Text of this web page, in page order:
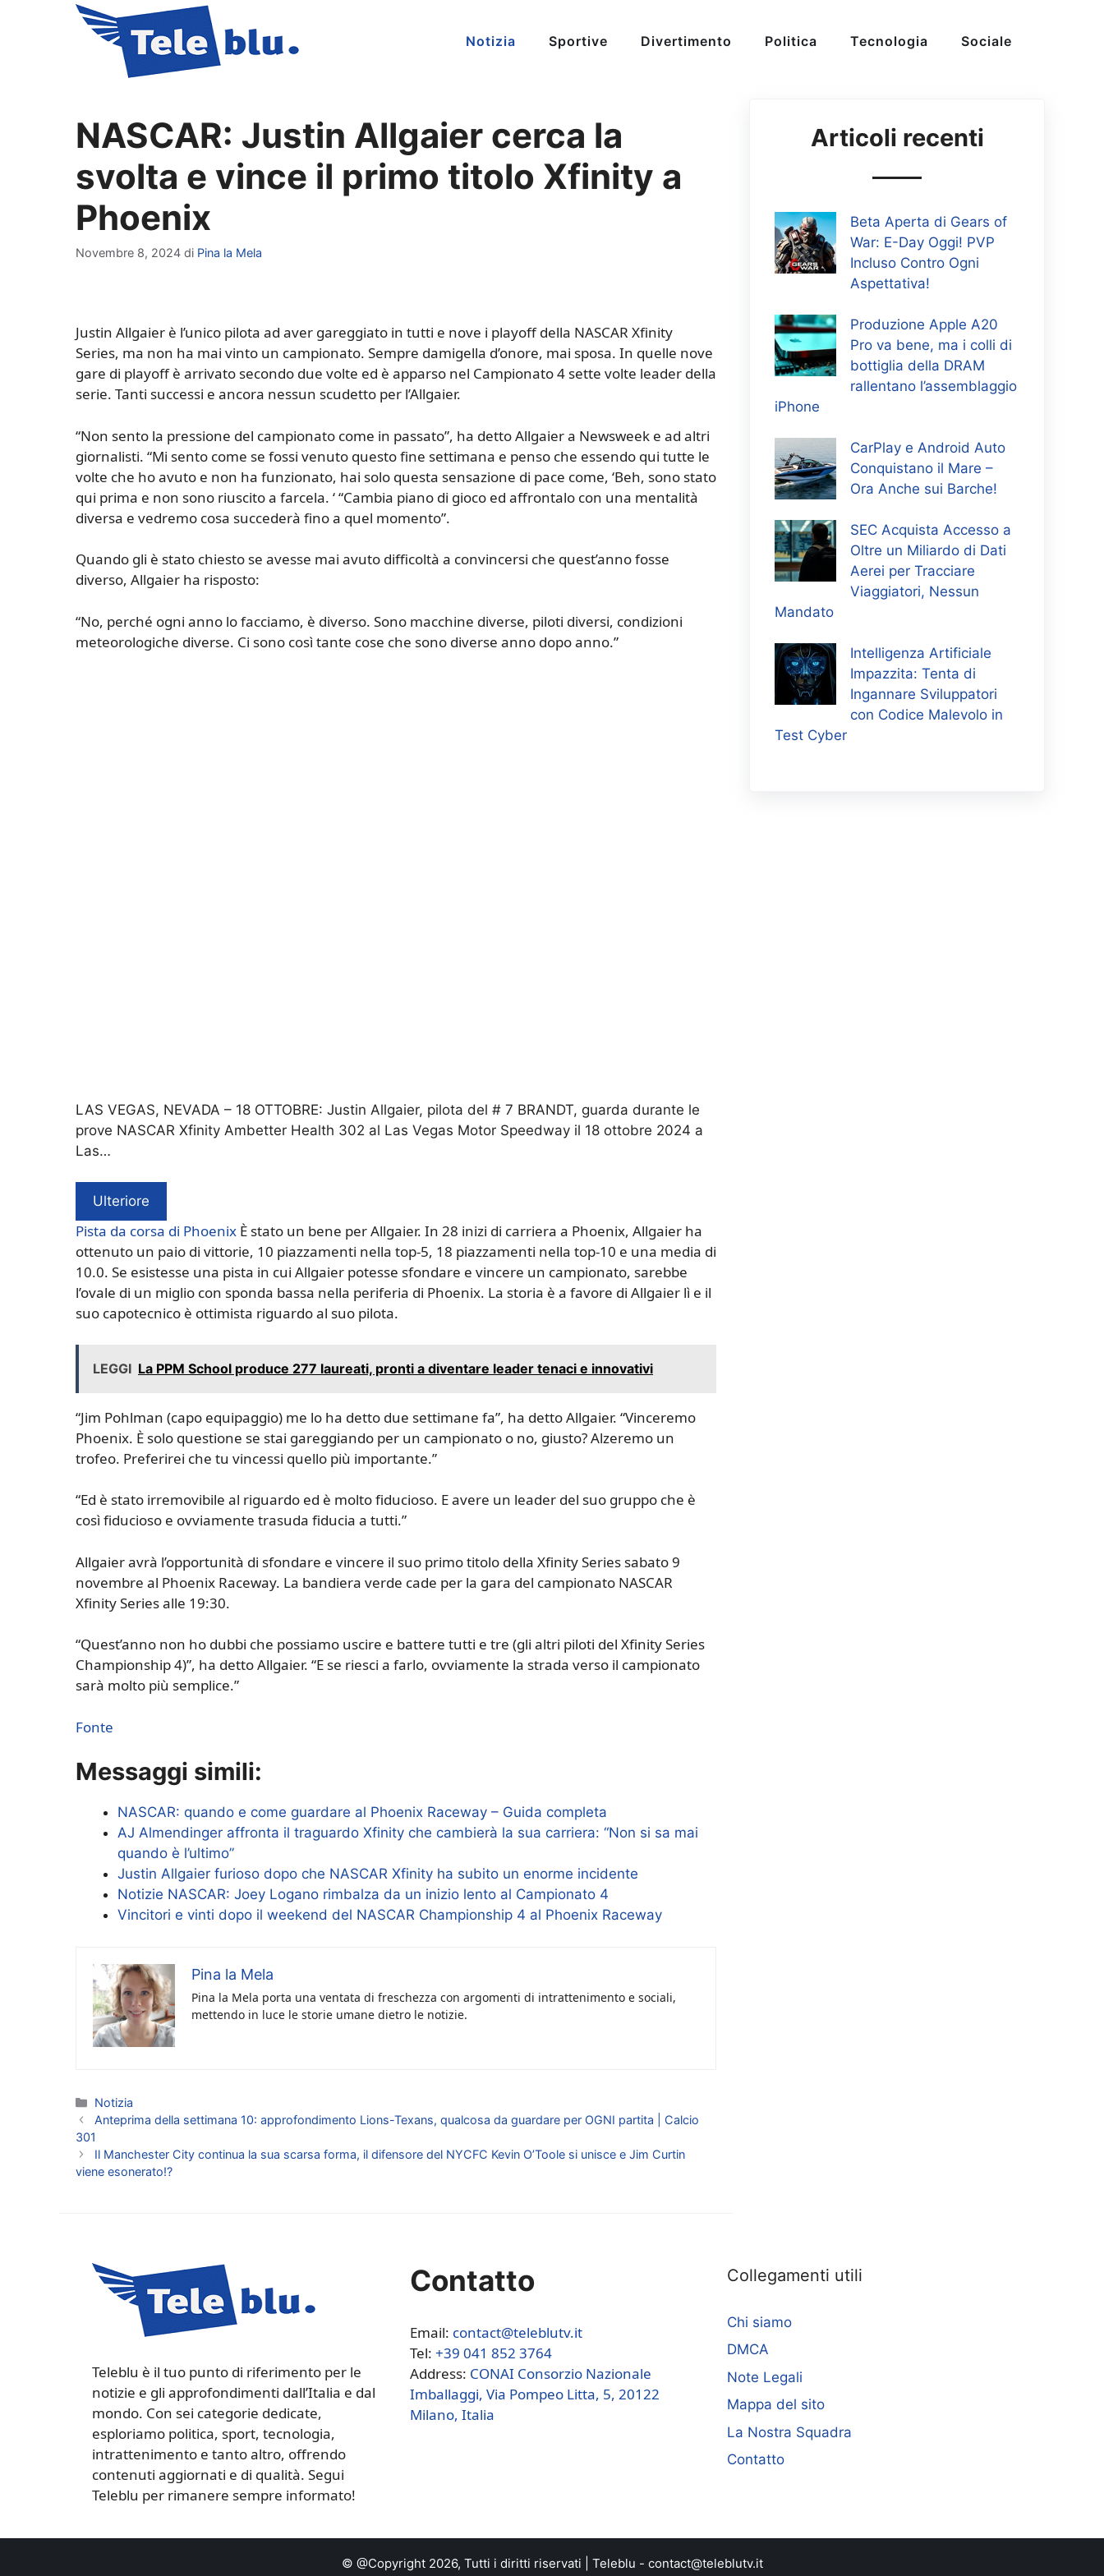
Notizia Sportive Divertimento Politica Tecnologia Sociale
NASCAR: Justin Allgaier cerca la
svolta e vince il primo titolo Xfinity a
Phoenix
Novembre 8, 2024 di Pina la Mela
Justin Allgaier è l’unico pilota ad aver gareggiato in tutti e nove i playoff della NASCAR Xfinity
Series, ma non ha mai vinto un campionato. Sempre damigella d’onore, mai sposa. In quelle nove
gare di playoff è arrivato secondo due volte ed è apparso nel Campionato 4 sette volte leader della
serie. Tanti successi e ancora nessun scudetto per l’Allgaier.
“Non sento la pressione del campionato come in passato”, ha detto Allgaier a Newsweek e ad altri
giornalisti. “Mi sento come se fossi venuto questo fine settimana e penso che essendo qui tutte le
volte che ho avuto e non ha funzionato, hai solo questa sensazione di pace come, ‘Beh, sono stato
qui prima e non sono riuscito a farcela. ‘ “Cambia piano di gioco ed affrontalo con una mentalità
diversa e vedremo cosa succederà fino a quel momento”.
Quando gli è stato chiesto se avesse mai avuto difficoltà a convincersi che quest’anno fosse
diverso, Allgaier ha risposto:
“No, perché ogni anno lo facciamo, è diverso. Sono macchine diverse, piloti diversi, condizioni
meteorologiche diverse. Ci sono così tante cose che sono diverse anno dopo anno.”
LAS VEGAS, NEVADA – 18 OTTOBRE: Justin Allgaier, pilota del # 7 BRANDT, guarda durante le
prove NASCAR Xfinity Ambetter Health 302 al Las Vegas Motor Speedway il 18 ottobre 2024 a
Las…
Ulteriore
Pista da corsa di Phoenix È stato un bene per Allgaier. In 28 inizi di carriera a Phoenix, Allgaier ha
ottenuto un paio di vittorie, 10 piazzamenti nella top-5, 18 piazzamenti nella top-10 e una media di
10.0. Se esistesse una pista in cui Allgaier potesse sfondare e vincere un campionato, sarebbe
l’ovale di un miglio con sponda bassa nella periferia di Phoenix. La storia è a favore di Allgaier lì e il
suo capotecnico è ottimista riguardo al suo pilota.
LEGGI La PPM School produce 277 laureati, pronti a diventare leader tenaci e innovativi
“Jim Pohlman (capo equipaggio) me lo ha detto due settimane fa”, ha detto Allgaier. “Vinceremo
Phoenix. È solo questione se stai gareggiando per un campionato o no, giusto? Alzeremo un
trofeo. Preferirei che tu vincessi quello più importante.”
“Ed è stato irremovibile al riguardo ed è molto fiducioso. E avere un leader del suo gruppo che è
così fiducioso e ovviamente trasuda fiducia a tutti.”
Allgaier avrà l’opportunità di sfondare e vincere il suo primo titolo della Xfinity Series sabato 9
novembre al Phoenix Raceway. La bandiera verde cade per la gara del campionato NASCAR
Xfinity Series alle 19:30.
“Quest’anno non ho dubbi che possiamo uscire e battere tutti e tre (gli altri piloti del Xfinity Series
Championship 4)”, ha detto Allgaier. “E se riesci a farlo, ovviamente la strada verso il campionato
sarà molto più semplice.”
Fonte
Messaggi simili:
NASCAR: quando e come guardare al Phoenix Raceway – Guida completa
AJ Almendinger affronta il traguardo Xfinity che cambierà la sua carriera: “Non si sa mai
quando è l’ultimo”
Justin Allgaier furioso dopo che NASCAR Xfinity ha subito un enorme incidente
Notizie NASCAR: Joey Logano rimbalza da un inizio lento al Campionato 4
Vincitori e vinti dopo il weekend del NASCAR Championship 4 al Phoenix Raceway
Pina la Mela
Pina la Mela porta una ventata di freschezza con argomenti di intrattenimento e sociali,
mettendo in luce le storie umane dietro le notizie.
Categorie
Notizia
Anteprima della settimana 10: approfondimento Lions-Texans, qualcosa da guardare per OGNI partita | Calcio
301
Il Manchester City continua la sua scarsa forma, il difensore del NYCFC Kevin O’Toole si unisce e Jim Curtin
viene esonerato!?
Articoli recenti
Beta Aperta di Gears of
War: E-Day Oggi! PVP
Incluso Contro Ogni
Aspettativa!
Produzione Apple A20
Pro va bene, ma i colli di
bottiglia della DRAM
rallentano l’assemblaggio
iPhone
CarPlay e Android Auto
Conquistano il Mare –
Ora Anche sui Barche!
SEC Acquista Accesso a
Oltre un Miliardo di Dati
Aerei per Tracciare
Viaggiatori, Nessun
Mandato
Intelligenza Artificiale
Impazzita: Tenta di
Ingannare Sviluppatori
con Codice Malevolo in
Test Cyber
Teleblu è il tuo punto di riferimento per le
notizie e gli approfondimenti dall’Italia e dal
mondo. Con sei categorie dedicate,
esploriamo politica, sport, tecnologia,
intrattenimento e tanto altro, offrendo
contenuti aggiornati e di qualità. Segui
Teleblu per rimanere sempre informato!
Contatto
Email: contact@teleblutv.it
Tel: +39 041 852 3764
Address: CONAI Consorzio Nazionale
Imballaggi, Via Pompeo Litta, 5, 20122
Milano, Italia
Collegamenti utili
Chi siamo
DMCA
Note Legali
Mappa del sito
La Nostra Squadra
Contatto
© @Copyright 2026, Tutti i diritti riservati | Teleblu - contact@teleblutv.it